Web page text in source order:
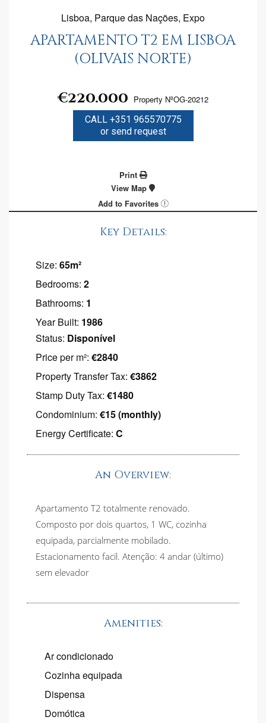
Lisboa, Parque das Nações, Expo
APARTAMENTO T2 EM LISBOA
(OLIVAIS NORTE)
€220.000 Property NºOG-20212
CALL +351 965570775
or send request
Print
View Map
Add to Favorites
Key Details:
Size: 65m²
Bedrooms: 2
Bathrooms: 1
Year Built: 1986
Status: Disponível
Price per m²: €2840
Property Transfer Tax: €3862
Stamp Duty Tax: €1480
Condominium: €15 (monthly)
Energy Certificate: C
An Overview:
Apartamento T2 totalmente renovado.
Composto por dois quartos, 1 WC, cozinha
equipada, parcialmente mobilado.
Estacionamento facil. Atenção: 4 andar (último)
sem elevador
Amenities:
Ar condicionado
Cozinha equipada
Dispensa
Domótica